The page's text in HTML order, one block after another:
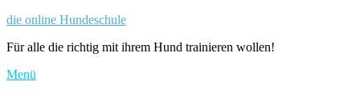
Zum
springen
die online Hundeschule
Für alle die richtig mit ihrem Hund trainieren wollen!
Menü